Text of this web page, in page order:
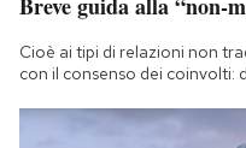
Cioè ai tipi di relazioni non
con il consenso dei coinvolti: